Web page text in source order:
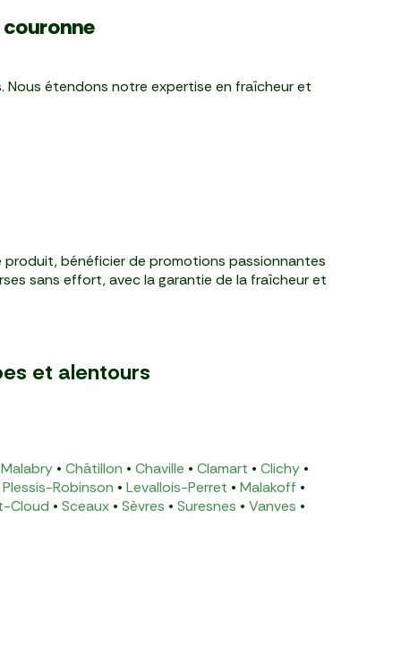
Nous étendons notre expertise en fraîcheur et
produit, bénéficier de promotions passionnantes
sans effort, avec la garantie de la fraîcheur et
et alentours
• Châtillon • Chaville • Clamart • Clichy•
Plessis-Robinson • Levallois-Perret • Malakoff •
Cloud • Sceaux • Sèvres • Suresnes • Vanves •